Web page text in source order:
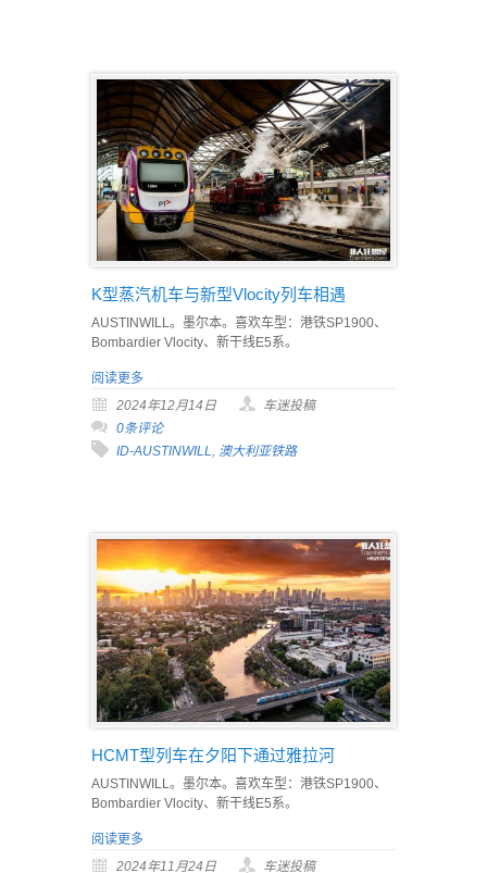
K型蒸汽机车与新型Vlocity列车相遇
AUSTINWILL。墨尔本。喜欢车型：港铁SP1900、
Bombardier Vlocity、新干线E5系。
阅读更多
2024年12月14日
车迷投稿
0条评论
ID-AUSTINWILL, 澳大利亚铁路
HCMT型列车在夕阳下通过雅拉河
AUSTINWILL。墨尔本。喜欢车型：港铁SP1900、
Bombardier Vlocity、新干线E5系。
阅读更多
2024年11月24日
车迷投稿